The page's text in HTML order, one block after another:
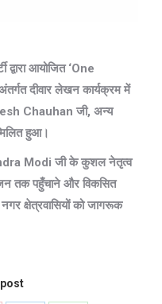
द्वारा आयोजित ‘One
दीवार लेखन कार्यक्रम में
Chauhan जी, अन्य
हुआ।
Modi जी के कुशल नेतृत्व
तक पहुँचाने और विकसित
नगर क्षेत्रवासियों को जागरूक